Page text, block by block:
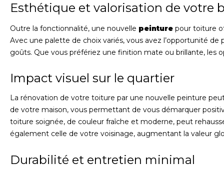
Esthétique et valorisation de votre
Outre la fonctionnalité, une nouvelle peinture pour toiture
Avec une palette de choix variés, vous avez l’opportunité de
goûts. Que vous préfériez une finition mate ou brillante, les
Impact visuel sur le quartier
La rénovation de votre toiture par une nouvelle peinture
de votre maison, vous permettant de vous démarquer
toiture soignée, de couleur fraîche et moderne, peut
également celle de votre voisinage, augmentant la valeur
Durabilité et entretien minimal